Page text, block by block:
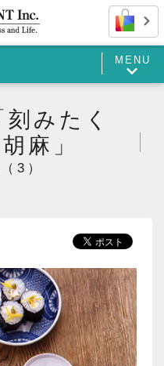
MENU
みたく
麻」
3）